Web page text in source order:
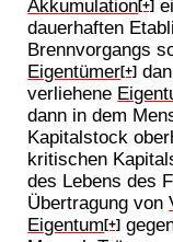
Akkumulation[+]
dauerhaften
Brennvorgangs
Eigentümer[+]
verliehene
dann in dem
Kapitalstock
kritischen
des Lebens des
Übertragung von
Eigentum[+]